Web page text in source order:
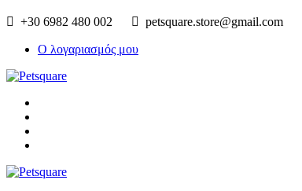
+30 6982 480 002 petsquare.store@gmail.com
Ο λογαριασμός μου